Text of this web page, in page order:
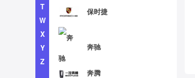
T
W
X
Y
Z
保时捷
奔驰
奔腾